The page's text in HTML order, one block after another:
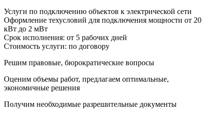
Услуги по подключению объектов к электрической сети
Оформление техусловий для подключения мощности от 20
кВт до 2 мВт
Срок исполнения: от 5 рабочих дней
Стоимость услуги: по договору
Решим правовые, бюрократические вопросы
Оценим объемы работ, предлагаем оптимальные,
экономичные решения
Получим необходимые разрешительные документы